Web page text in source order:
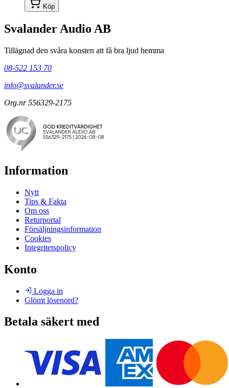
Köp
Svalander Audio AB
Tillägnad den svåra konsten att få bra ljud hemma
08-522 153 70
info@svalander.se
Org.nr 556329-2175
Information
Nytt
Tips & Fakta
Om oss
Returportal
Försäljningsinformation
Cookies
Integritetspolicy
Konto
Logga in
Glömt lösenord?
Betala säkert med